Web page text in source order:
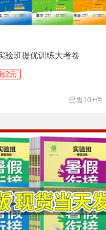
验班提优训练大考卷
2元
已售10+件